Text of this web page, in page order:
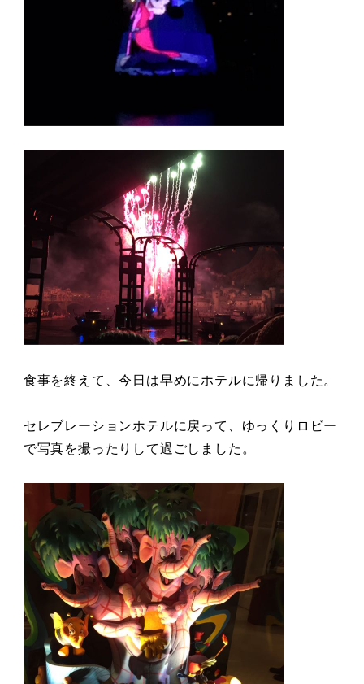
食事を終えて、今日は早めにホテルに帰りました。
セレブレーションホテルに戻って、ゆっくりロビー
で写真を撮ったりして過ごしました。